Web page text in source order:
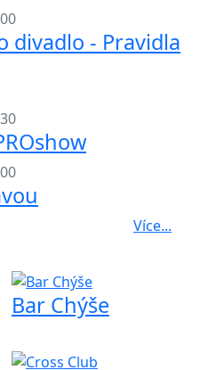
divadlo - Pravidla
Více...
Bar Chýše